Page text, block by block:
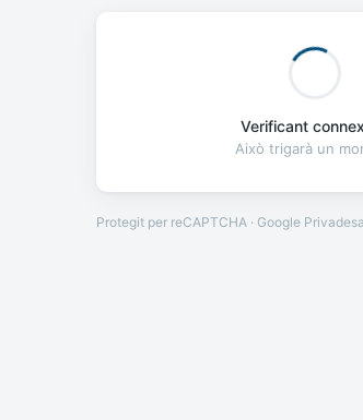
Verificant
Això trigarà un
Protegit per reCAPTCHA · Google Privadesa